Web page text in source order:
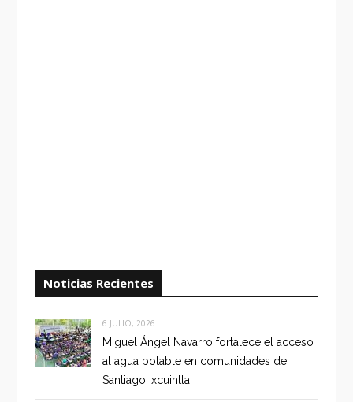
Noticias Recientes
6 JULIO, 2026
Miguel Ángel Navarro fortalece el acceso
al agua potable en comunidades de
Santiago Ixcuintla